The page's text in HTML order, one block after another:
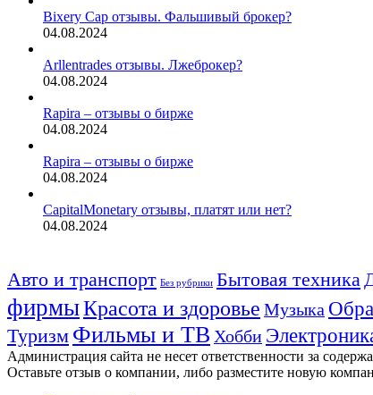
Bixery Cap отзывы. Фальшивый брокер?
04.08.2024
Arllentrades отзывы. Лжеброкер?
04.08.2024
Rapira – отзывы о бирже
04.08.2024
Rapira – отзывы о бирже
04.08.2024
CapitalMonetary отзывы, платят или нет?
04.08.2024
Авто и транспорт Без рубрики Бытовая техника
фирмыКрасота и здоровье Музыка
Туризм Фильмы и ТВ Хобби
Администрация сайта не несет ответственности за
Оставьте отзыв о компании, либо разместите новую